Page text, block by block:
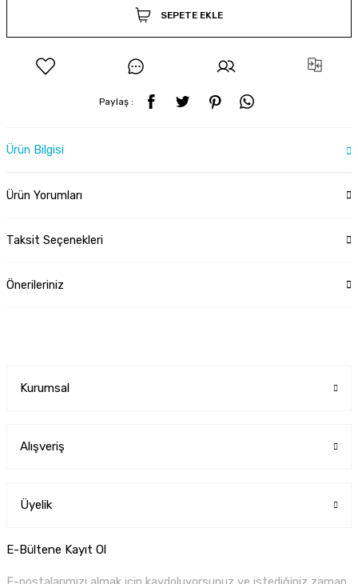
SEPETE EKLE
Paylaş :
Ürün Bilgisi
Ürün Yorumları
Taksit Seçenekleri
Önerileriniz
Kurumsal
Alışveriş
Üyelik
E-Bültene Kayıt Ol